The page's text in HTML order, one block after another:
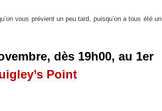
vous prévient un peu tard, puisqu’on a tous été un
dès 19h00, au 1er
Point